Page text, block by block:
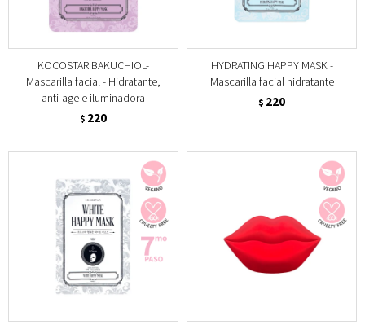
KOCOSTAR BAKUCHIOL-
Mascarilla facial - Hidratante,
anti-age e iluminadora
$ 220
HYDRATING HAPPY MASK -
Mascarilla facial hidratante
$ 220